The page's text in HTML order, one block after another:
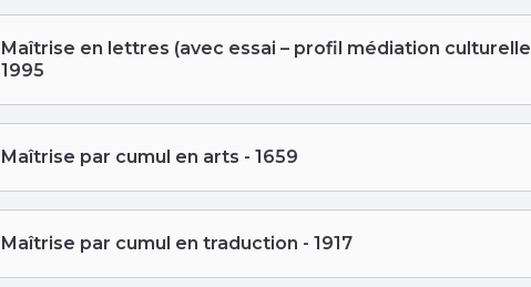
Maîtrise en lettres (avec essai – profil médiation
1995
Maîtrise par cumul en arts - 1659
Maîtrise par cumul en traduction - 1917